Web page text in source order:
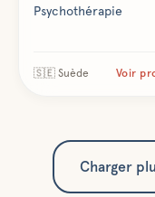
Psychothérapie
🇸🇪 Suède Voir
Charger